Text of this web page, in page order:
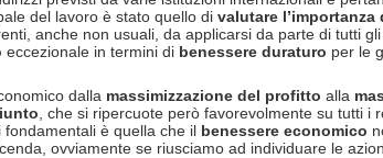
del lavoro è stato quello di valutare
anche non usuali, da applicarsi da parte di tutti
eccezionale in termini di benessere duraturo per le
dalla massimizzazione del profitto alla
, che si ripercuote però favorevolmente su tutti
fondamentali è quella che il benessere economico
ovviamente se riusciamo ad individuare le